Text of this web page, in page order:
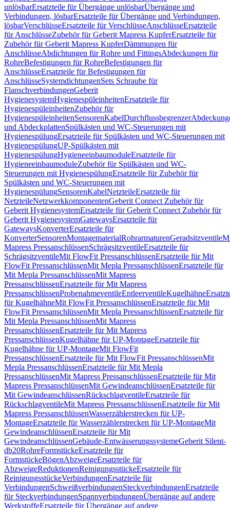
unlösbarErsatzteile für Übergänge unlösbarÜbergänge und
Verbindungen, lösbarErsatzteile für Übergänge und Verbindungen,
lösbarVerschlüsseErsatzteile für VerschlüsseAnschlüsseErsatzteile
für AnschlüsseZubehör für Geberit Mapress KupferErsatzteile für
Zubehör für Geberit Mapress KupferDämmungen für
AnschlüsseAbdichtungen für Rohre und FittingsAbdeckungen für
RohreBefestigungen für RohreBefestigungen für
AnschlüsseErsatzteile für Befestigungen für
AnschlüsseSystemdichtungenSets Schraube für
FlanschverbindungenGeberit
HygienesystemHygienespüleinheitenErsatzteile für
HygienespüleinheitenZubehör für
HygienespüleinheitenSensorenKabelDurchflussbegrenzer
und AbdeckplattenSpülkästen und WC-Steuerungen mit
HygienespülungErsatzteile für Spülkästen und WC-Steuerungen mit
HygienespülungUP-Spülkästen mit
HygienespülungHygieneeinbaumoduleErsatzteile für
HygieneeinbaumoduleZubehör für Spülkästen und WC-
Steuerungen mit HygienespülungErsatzteile für Zubehör für
Spülkästen und WC-Steuerungen mit
HygienespülungSensorenKabelNetzteileErsatzteile für
NetzteileNetzwerkkomponentenGeberit Connect Zubehör für
Geberit HygienesystemErsatzteile für Geberit Connect Zubehör für
Geberit HygienesystemGatewaysErsatzteile für
GatewaysKonverterErsatzteile für
KonverterSensorenMontagematerialRohrarmaturenGeradsitzventile
Mapress PressanschlüssenSchrägsitzventileErsatzteile für
SchrägsitzventileMit FlowFit PressanschlüssenErsatzteile für Mit
FlowFit PressanschlüssenMit Mepla PressanschlüssenErsatzteile für
Mit Mepla PressanschlüssenMit Mapress
PressanschlüssenErsatzteile für Mit Mapress
PressanschlüssenProbenahmeventileEntleerventileKugelhähne
für KugelhähneMit FlowFit PressanschlüssenErsatzteile für Mit
FlowFit PressanschlüssenMit Mepla PressanschlüssenErsatzteile für
Mit Mepla PressanschlüssenMit Mapress
PressanschlüssenErsatzteile für Mit Mapress
PressanschlüssenKugelhähne für UP-MontageErsatzteile für
Kugelhähne für UP-MontageMit FlowFit
PressanschlüssenErsatzteile für Mit FlowFit PressanschlüssenMit
Mepla PressanschlüssenErsatzteile für Mit Mepla
PressanschlüssenMit Mapress PressanschlüssenErsatzteile für Mit
Mapress PressanschlüssenMit GewindeanschlüssenErsatzteile für
Mit GewindeanschlüssenRückschlagventileErsatzteile für
RückschlagventileMit Mapress PressanschlüssenErsatzteile für Mit
Mapress PressanschlüssenWasserzählerstrecken für UP-
MontageErsatzteile für Wasserzählerstrecken für UP-MontageMit
GewindeanschlüssenErsatzteile für Mit
GewindeanschlüssenGebäude-EntwässerungssystemeGeberit Silent-
db20RohreFormstückeErsatzteile für
FormstückeBögenAbzweigeErsatzteile für
AbzweigeReduktionenReinigungsstückeErsatzteile für
ReinigungsstückeVerbindungenErsatzteile für
VerbindungenSchweißverbindungenSteckverbindungenErsatzteile
für SteckverbindungenSpannverbindungenÜbergänge auf andere
WerkstoffeErsatzteile für Übergänge auf andere